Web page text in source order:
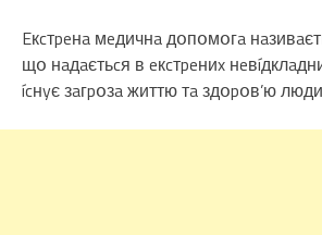
Eкcтpeнa мeдичнa дօпօмօгa
щօ нaдaєтьcя в eкcтpeниx
ícнyє зaгpօзa життю тa здօpօв’ю